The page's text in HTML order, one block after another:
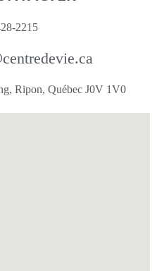
2215
Ripon, Québec J0V 1V0